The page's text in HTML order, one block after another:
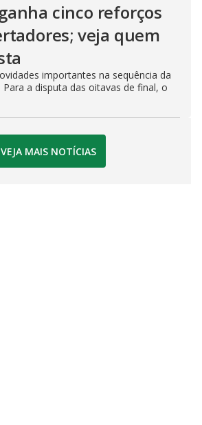
cinco reforços
veja quem
importantes na sequência da
a disputa das oitavas de final, o
VEJA MAIS NOTÍCIAS